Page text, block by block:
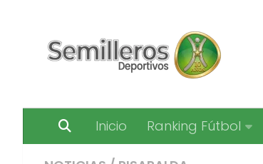
Inicio Ranking Fútbol